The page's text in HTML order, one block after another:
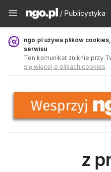
Publicystyka -
/ Publicystyka
ngo.pl używa plików
serwisu
Ten komunikat zniknie przy
się więcej o plikach cookies
z